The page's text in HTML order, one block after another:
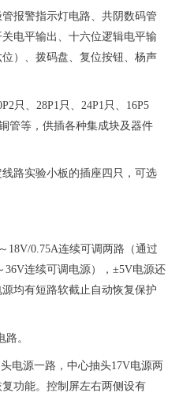
报警指示灯电路、共阴数码管
电平输出、十六位逻辑电平输
）、拨码盘、复位按钮、杨声
只、28P1只、24P1只、16P5
管等，供插各种集成块及器件
路实验小板的插座四只，可选
18V/0.75A连续可调两路（通过
36V连续可调电源），±5V电源还
均有短路软截止自动恢复保护
。
电源一路，中心抽头17V电源两
功能。控制屏左右两侧设有